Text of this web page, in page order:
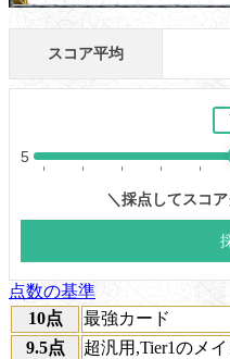
点数の基準
10点
最強カード
9.5点
超汎用,Tier1のメ